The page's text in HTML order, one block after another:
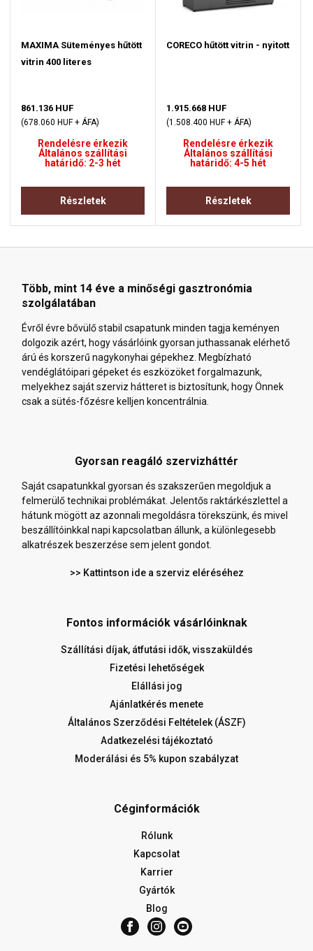
MAXIMA Süteményes hűtött
vitrin 400 literes
861.136 HUF
(678.060 HUF + ÁFA)
Rendelésre érkezik
Általános szállítási
határidő: 2-3 hét
Részletek
CORECO hűtött vitrin - nyitott
1.915.668 HUF
(1.508.400 HUF + ÁFA)
Rendelésre érkezik
Általános szállítási
határidő: 4-5 hét
Részletek
Több, mint 14 éve a minőségi gasztronómia
szolgálatában
Évről évre bővülő stabil csapatunk minden tagja keményen
dolgozik azért, hogy vásárlóink gyorsan juthassanak elérhető
árú és korszerű nagykonyhai gépekhez. Megbízható
vendéglátóipari gépeket és eszközöket forgalmazunk,
melyekhez saját szerviz hátteret is biztosítunk, hogy Önnek
csak a sütés-főzésre kelljen koncentrálnia.
Gyorsan reagáló szervizháttér
Saját csapatunkkal gyorsan és szakszerűen megoldjuk a
felmerülő technikai problémákat. Jelentős raktárkészlettel a
hátunk mögött az azonnali megoldásra törekszünk, és mivel
beszállítóinkkal napi kapcsolatban állunk, a különlegesebb
alkatrészek beszerzése sem jelent gondot.
>> Kattintson ide a szerviz eléréséhez
Fontos információk vásárlóinknak
Szállítási díjak, átfutási idők, visszaküldés
Fizetési lehetőségek
Elállási jog
Ajánlatkérés menete
Általános Szerződési Feltételek (ÁSZF)
Adatkezelési tájékoztató
Moderálási és 5% kupon szabályzat
Céginformációk
Rólunk
Kapcsolat
Karrier
Gyártók
Blog